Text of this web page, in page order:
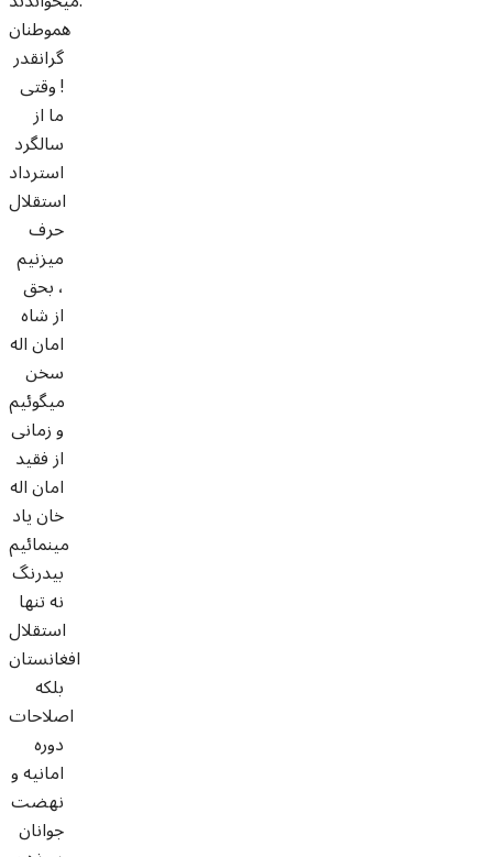
هموطنان
گرانقدر
! وقتی
ما از
سالگرد
استرداد
استقلال
حرف
میزنیم
، بحق
از شاه
امان اله
سخن
میگوئیم
و زمانی
از فقید
امان اله
خان یاد
مینمائیم
بیدرنگ
نه تنها
استقلال
افغانستان
بلکه
اصلاحات
دوره
امانیه و
نهضت
جوانان